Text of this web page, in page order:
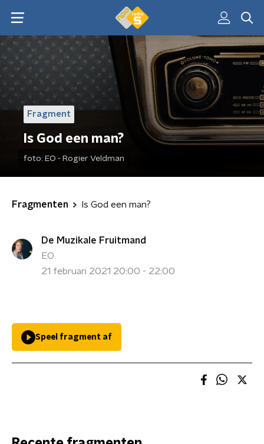
Fragment
Is God een man?
foto: EO - Rogier Veldman
Fragmenten Is God een man?
De Muzikale Fruitmand
EO
21 februari 2021 20:00 - 22:00
Speel fragment af